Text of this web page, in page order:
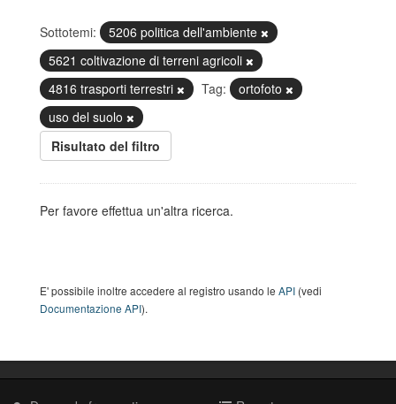
Sottotemi:
5206 politica dell'ambiente
5621 coltivazione di terreni agricoli
4816 trasporti terrestri
Tag:
ortofoto
uso del suolo
Risultato del filtro
Per favore effettua un'altra ricerca.
E' possibile inoltre accedere al registro usando le API (vedi
Documentazione API).